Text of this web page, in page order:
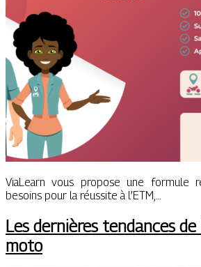
ViaLearn vous propose une formule
besoins pour la réussite à l’ETM,…
Les dernières tendances de
moto